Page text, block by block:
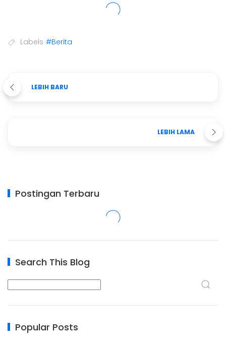
Labels #Berita
LEBIH BARU
LEBIH LAMA
Postingan Terbaru
Search This Blog
Popular Posts